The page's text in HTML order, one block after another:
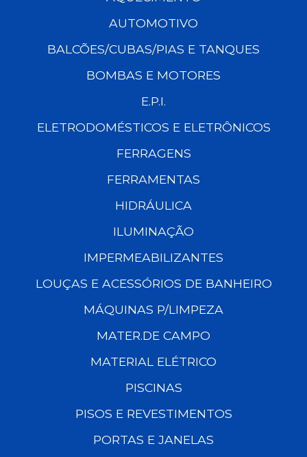
AUTOMOTIVO
BALCÕES/CUBAS/PIAS E TANQUES
BOMBAS E MOTORES
E.P.I.
ELETRODOMÉSTICOS E ELETRÔNICOS
FERRAGENS
FERRAMENTAS
HIDRÁULICA
ILUMINAÇÃO
IMPERMEABILIZANTES
LOUÇAS E ACESSÓRIOS DE BANHEIRO
MÁQUINAS P/LIMPEZA
MATER.DE CAMPO
MATERIAL ELÉTRICO
PISCINAS
PISOS E REVESTIMENTOS
PORTAS E JANELAS